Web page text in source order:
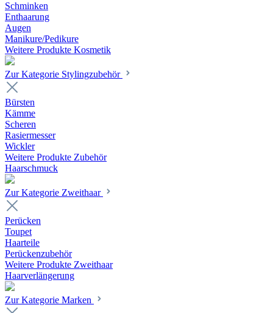
Schminken
Enthaarung
Augen
Manikure/Pedikure
Weitere Produkte Kosmetik
Zur Kategorie Stylingzubehör
Bürsten
Kämme
Scheren
Rasiermesser
Wickler
Weitere Produkte Zubehör
Haarschmuck
Zur Kategorie Zweithaar
Perücken
Toupet
Haarteile
Perückenzubehör
Weitere Produkte Zweithaar
Haarverlängerung
Zur Kategorie Marken